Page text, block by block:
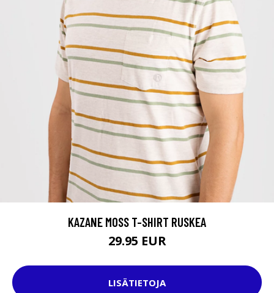
KAZANE MOSS T-SHIRT RUSKEA
29.95 EUR
LISÄTIETOJA